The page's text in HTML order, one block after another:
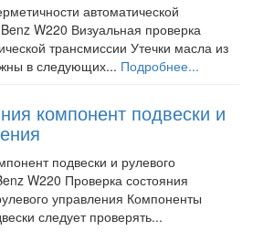
автоматической
W220 Визуальная проверка
трансмиссии Утечки масла из
в следующих... Подробнее...
компонент подвески и
подвески и рулевого
W220 Проверка состояния
управления Компоненты
следует проверять...